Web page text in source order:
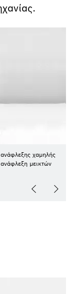
χαμηλής
μεικτών